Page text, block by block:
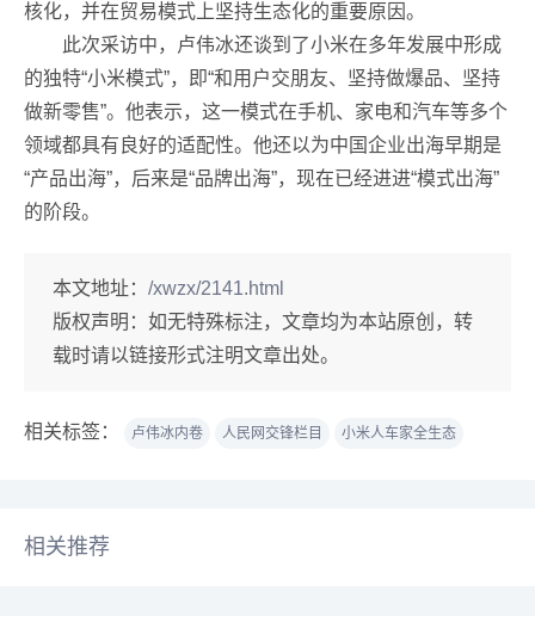
核化，并在贸易模式上坚持生态化的重要原因。
此次采访中，卢伟冰还谈到了小米在多年发展中形成
的独特“小米模式”，即“和用户交朋友、坚持做爆品、坚持
做新零售”。他表示，这一模式在手机、家电和汽车等多个
领域都具有良好的适配性。他还以为中国企业出海早期是
“产品出海”，后来是“品牌出海”，现在已经进进“模式出海”
的阶段。
本文地址： /xwzx/2141.html
版权声明： 如无特殊标注，文章均为本站原创，转
载时请以链接形式注明文章出处。
相关标签： 卢伟冰内卷 人民网交锋栏目 小米人车家全生态
相关推荐